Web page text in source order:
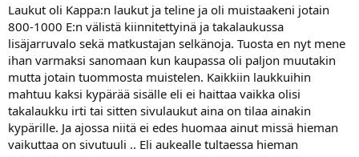
Laukut oli Kappa:n laukut ja teline ja oli muistaakeni jotain
800-1000 E:n välistä kiinnitettyinä ja takalaukussa
lisäjarruvalo sekä matkustajan selkänoja. Tuosta en nyt mene
ihan varmaksi sanomaan kun kaupassa oli paljon muutakin
mutta jotain tuommosta muistelen. Kaikkiin laukkuihin
mahtuu kaksi kypärää sisälle eli ei haittaa vaikka olisi
takalaukku irti tai sitten sivulaukut aina on tilaa ainakin
kypärille. Ja ajossa niitä ei edes huomaa ainut missä hieman
vaikuttaa on sivutuuli .. Eli aukealle tultaessa hieman